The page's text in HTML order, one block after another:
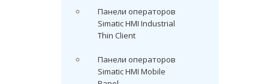
Панели операторов
Simatic HMI Industrial
Thin Client
Панели операторов
Simatic HMI Mobile